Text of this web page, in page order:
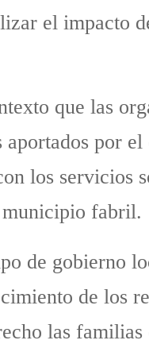
el impacto
que las
aportados por
los
fabril.
de gobierno
de los
las